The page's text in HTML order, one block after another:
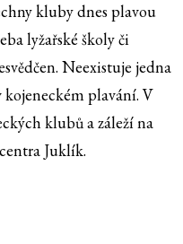
kluby dnes plavou
lyžařské školy či
Neexistuje jedna
kojeneckém plavání. V
klubů a záleží na
Juklík.